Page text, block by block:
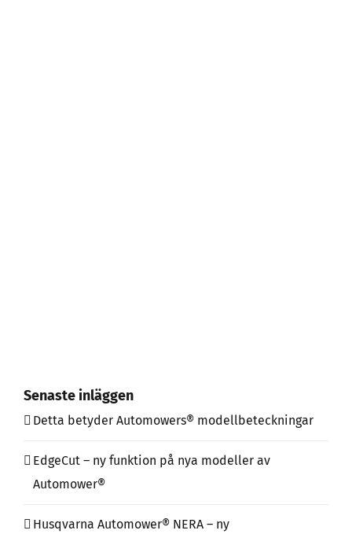
Senaste inläggen
Detta betyder Automowers® modellbeteckningar
EdgeCut – ny funktion på nya modeller av
Automower®
Husqvarna Automower® NERA – ny